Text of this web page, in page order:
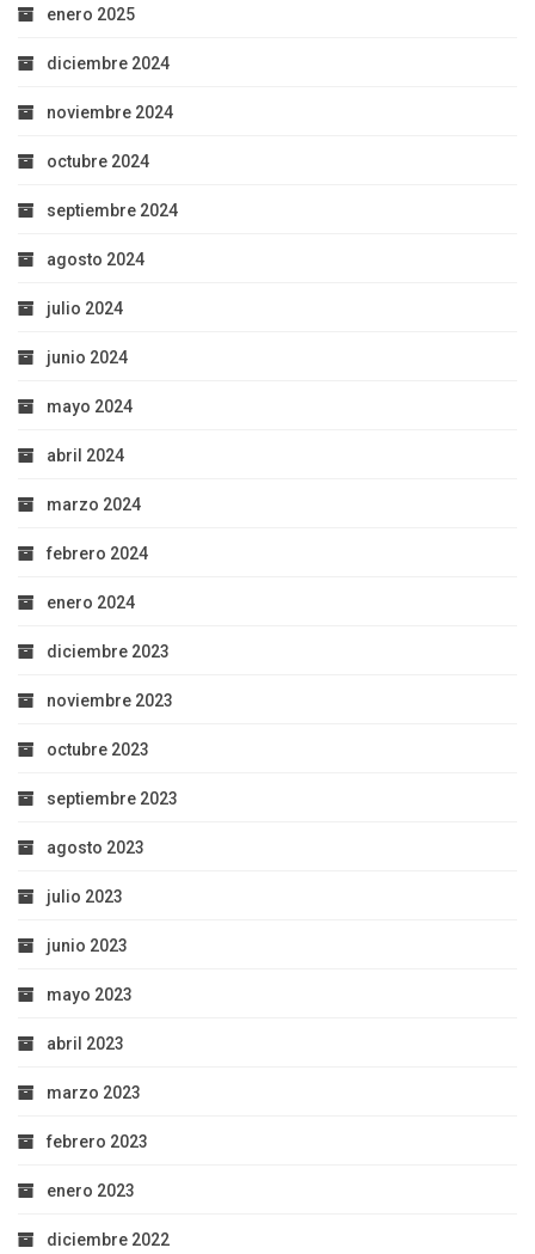
enero 2025
diciembre 2024
noviembre 2024
octubre 2024
septiembre 2024
agosto 2024
julio 2024
junio 2024
mayo 2024
abril 2024
marzo 2024
febrero 2024
enero 2024
diciembre 2023
noviembre 2023
octubre 2023
septiembre 2023
agosto 2023
julio 2023
junio 2023
mayo 2023
abril 2023
marzo 2023
febrero 2023
enero 2023
diciembre 2022